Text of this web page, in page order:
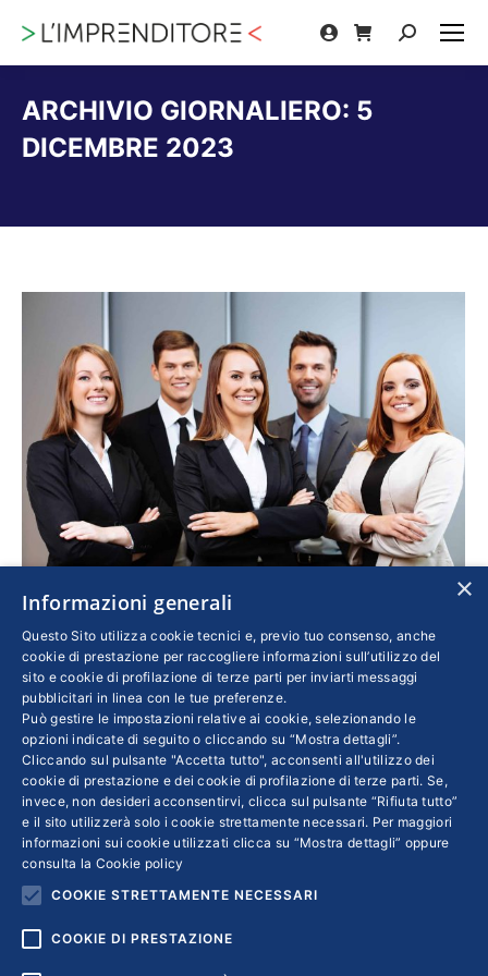
Cerca:
ARCHIVIO GIORNALIERO: 5
DICEMBRE 2023
Economia,Lavoro DiALESSANDRA DE GAETANO
5 Dicembre 2023
Non è l’unica notizia positiva che emerge da
un recente lavoro dell’Osservatorio 4.Manager,
che segnala anche una prevalenza di startup
femminili al Sud, rispetto a Centro e Nord. A
livello nazionale, invece, il rapporto segnala la
crescita delle Pmi innovative, triplicate rispetto
alla rilevazione del 2018
×
Informazioni generali
Questo Sito utilizza cookie tecnici e, previo tuo consenso, anche
cookie di prestazione per raccogliere informazioni sull’utilizzo del
sito e cookie di profilazione di terze parti per inviarti messaggi
pubblicitari in linea con le tue preferenze.
Può gestire le impostazioni relative ai cookie, selezionando le
opzioni indicate di seguito o cliccando su “Mostra dettagli”.
Cliccando sul pulsante "Accetta tutto", acconsenti all'utilizzo dei
cookie di prestazione e dei cookie di profilazione di terze parti. Se,
invece, non desideri acconsentirvi, clicca sul pulsante “Rifiuta tutto”
e il sito utilizzerà solo i cookie strettamente necessari. Per maggiori
informazioni sui cookie utilizzati clicca su “Mostra dettagli” oppure
consulta la Cookie policy
COOKIE STRETTAMENTE NECESSARI
COOKIE DI PRESTAZIONE